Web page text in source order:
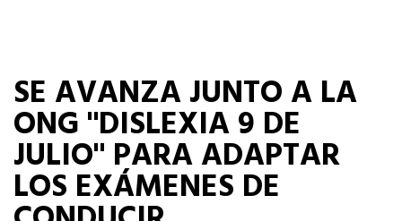
SE AVANZA JUNTO A LA
ONG "DISLEXIA 9 DE
JULIO" PARA ADAPTAR
LOS EXÁMENES DE